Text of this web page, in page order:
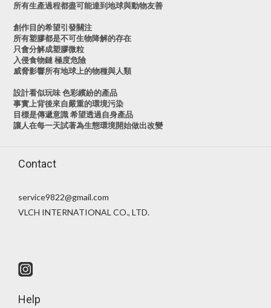
所有生產過程都盡可能達到地球與動物友善
創作目的希望引發關注
所有塑膠都是不可生物降解的存在
只會分解成塑膠微粒
入侵食物鏈 極度危險
威脅影響所有地球上的物種與人類
設計看似玩味 色彩繽紛的產品
事實上背後來自嚴重的環境污染
目標是傳遞意識 希望透過自身產品
讓人在每一天試著為生態環境開始做出改變
Contact
service9822@gmail.com
VLCH INTERNATIONAL CO., LTD.
Help